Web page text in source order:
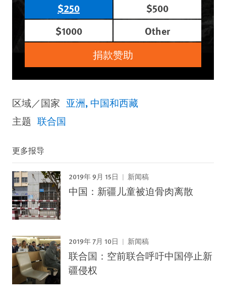
$250
$500
$1000
Other
捐款赞助
区域／国家 亚洲 中国和西藏
主题 联合国
更多报导
2019年 9月 15日 新闻稿
中国：新疆儿童被迫骨肉离散
2019年 7月 10日 新闻稿
联合国：空前联合呼吁中国停止新
疆侵权